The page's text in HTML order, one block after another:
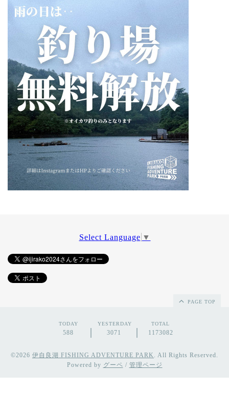
Select Language ▼
PAGE TOP
TODAY
588
YESTERDAY
3071
TOTAL
1173082
©2026 伊自良湖 FISHING ADVENTURE PARK. All Rights Reserved.
Powered by グーペ / 管理ページ